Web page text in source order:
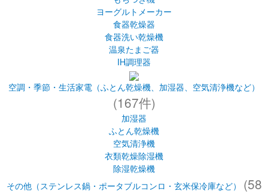
自動調理なべ
電気圧力ＩＨなべ
コーヒーメーカー
ホームベーカリー
ミキサー・ジューサー
マルチロースター・フィッシュロースター
もちつき機
ヨーグルトメーカー
食器乾燥器
食器洗い乾燥機
温泉たまご器
IH調理器
空調・季節・生活家電（ふとん乾燥機、加湿器、空気清浄機など）